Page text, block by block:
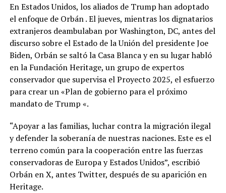
En Estados Unidos, los aliados de Trump han adoptado
el enfoque de Orbán . El jueves, mientras los dignatarios
extranjeros deambulaban por Washington, DC, antes del
discurso sobre el Estado de la Unión del presidente Joe
Biden, Orbán se saltó la Casa Blanca y en su lugar habló
en la Fundación Heritage, un grupo de expertos
conservador que supervisa el Proyecto 2025, el esfuerzo
para crear un «Plan de gobierno para el próximo
mandato de Trump «.
“Apoyar a las familias, luchar contra la migración ilegal
y defender la soberanía de nuestras naciones. Este es el
terreno común para la cooperación entre las fuerzas
conservadoras de Europa y Estados Unidos”, escribió
Orbán en X, antes Twitter, después de su aparición en
Heritage.